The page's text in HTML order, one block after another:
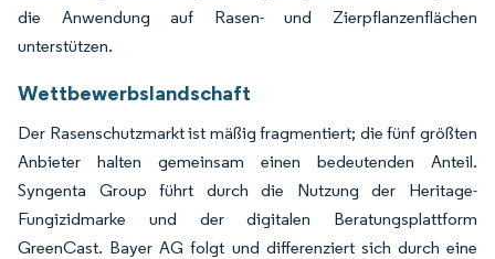
die Anwendung auf Rasen- und Zierpflanzenflächen
unterstützen.
Wettbewerbslandschaft
Der Rasenschutzmarkt ist mäßig fragmentiert; die fünf größten
Anbieter halten gemeinsam einen bedeutenden Anteil.
Syngenta Group führt durch die Nutzung der Heritage-
Fungizidmarke und der digitalen Beratungsplattform
GreenCast. Bayer AG folgt und differenziert sich durch eine